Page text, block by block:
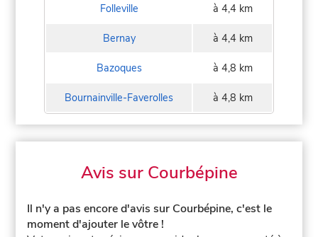
Folleville à 4,4 km
Bernay à 4,4 km
Bazoques à 4,8 km
Bournainville-Faverolles à 4,8 km
Avis sur Courbépine
Il n'y a pas encore d'avis sur Courbépine, c'est le
moment d'ajouter le vôtre !